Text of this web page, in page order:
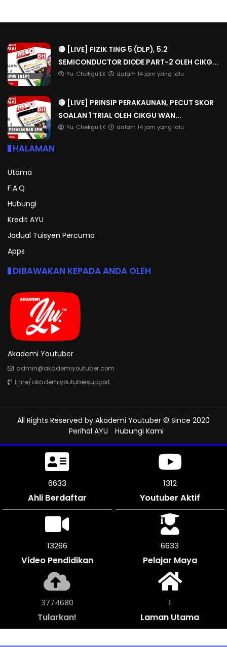
🔴 [LIVE] FIZIK TING 5 (DLP), 5.2
SEMICONDUCTOR DIODE PART-2 OLEH CIKG...
Yu. Chekgu LK dalam 14 jam yang lalu
🔴 [LIVE] PRINSIP PERAKAUNAN, PECUT SKOR
SOALAN 1 TRIAL OLEH CIKGU WAN...
Yu. Chekgu LK dalam 14 jam yang lalu
HALAMAN
Utama
F.A.Q
Hubungi
Kredit AYU
Jadual Tuisyen Percuma
Apps
DIBAWAKAN KEPADA ANDA OLEH
Akademi Youtuber
admin@akademiyoutuber.com
t.me/akademiyoutubersupport
All Rights Reserved by Akademi Youtuber © Since 2020
Perihal AYU
Hubungi Kami
7011
Ahli Berdaftar
1312
Youtuber Aktif
14022
Video Pendidikan
7011
Pelajar Maya
3989888
Tularkan!
1
Laman Utama